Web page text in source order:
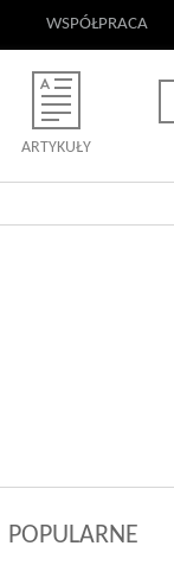
WSPÓŁPRACA
ARTYKUŁY
POPULARNE